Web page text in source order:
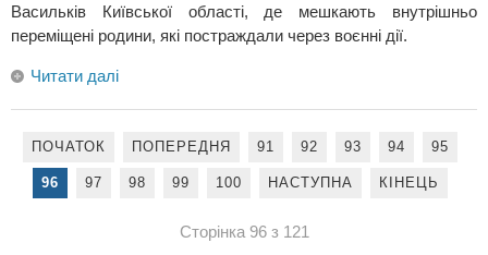
Васильків Київської області, де мешкають внутрішньо
переміщені родини, які постраждали через воєнні дії.
Читати далі
ПОЧАТОК ПОПЕРЕДНЯ 91 92 93 94 95
96 97 98 99 100 НАСТУПНА КІНЕЦЬ
Сторінка 96 з 121